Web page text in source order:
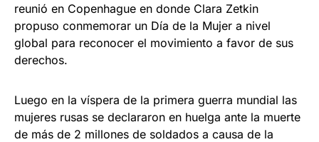
reunió en Copenhague en donde Clara Zetkin
propuso conmemorar un Día de la Mujer a nivel
global para reconocer el movimiento a favor de sus
derechos.
Luego en la víspera de la primera guerra mundial las
mujeres rusas se declararon en huelga ante la muerte
de más de 2 millones de soldados a causa de la